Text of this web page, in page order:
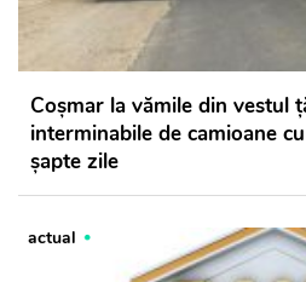
Coșmar la vămile din vestul
interminabile de camioane
șapte zile
actual